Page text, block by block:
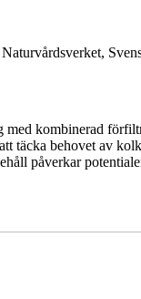
med kombinerad
täcka behovet av
påverkar